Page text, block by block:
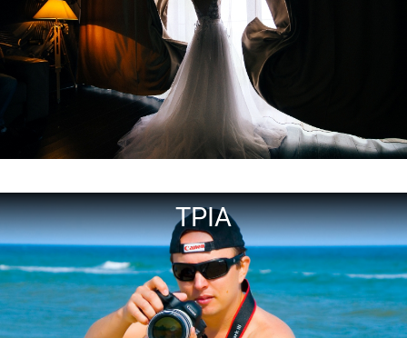
ТРІА